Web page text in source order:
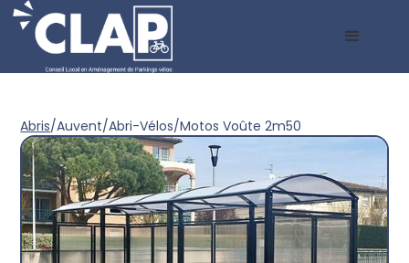
Abris/Auvent/Abri-Vélos/Motos Voûte 2m50